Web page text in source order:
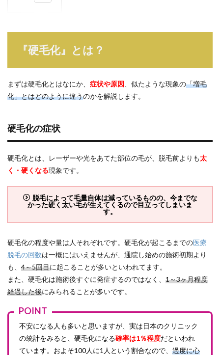
は？
1.1
化の
症状
化の
原因
1.3
化と
違い
化』
にな
すい
の
は？
硬毛
化に
なり
やす
い部
『硬毛化』とは？
まずは硬毛化とはなにか、 症状や原因 、似たような現象の「増毛
化」とはどのように違うのかを解説します。
硬毛化の症状
硬毛化とは、レーザーや光をあてた部位の毛が、脱毛前よりも太
く・硬くなる現象です。
脱毛によって毛量自体は減っているものの、今までな
かった硬く太い毛が生えてくるので目立ってしまいま
す。
硬毛化の程度や量は人それぞれです。硬毛化が起こるまでの医療
脱毛の回数は一概にはいえませんが、通院し始めの施術初期より
も、 4～5回目に起こることが多いといわれてます。
また、硬毛化は施術後すぐに発症するのではなく、 1～3ヶ月程度
経過した後にみられることが多いです。
POINT
不安になる人も多いと思いますが、実は日本のクリニック
の統計をみると、硬毛化になる確率は1％程度だといわれ
ています。およそ100人に1人という割合なので、 過度に心